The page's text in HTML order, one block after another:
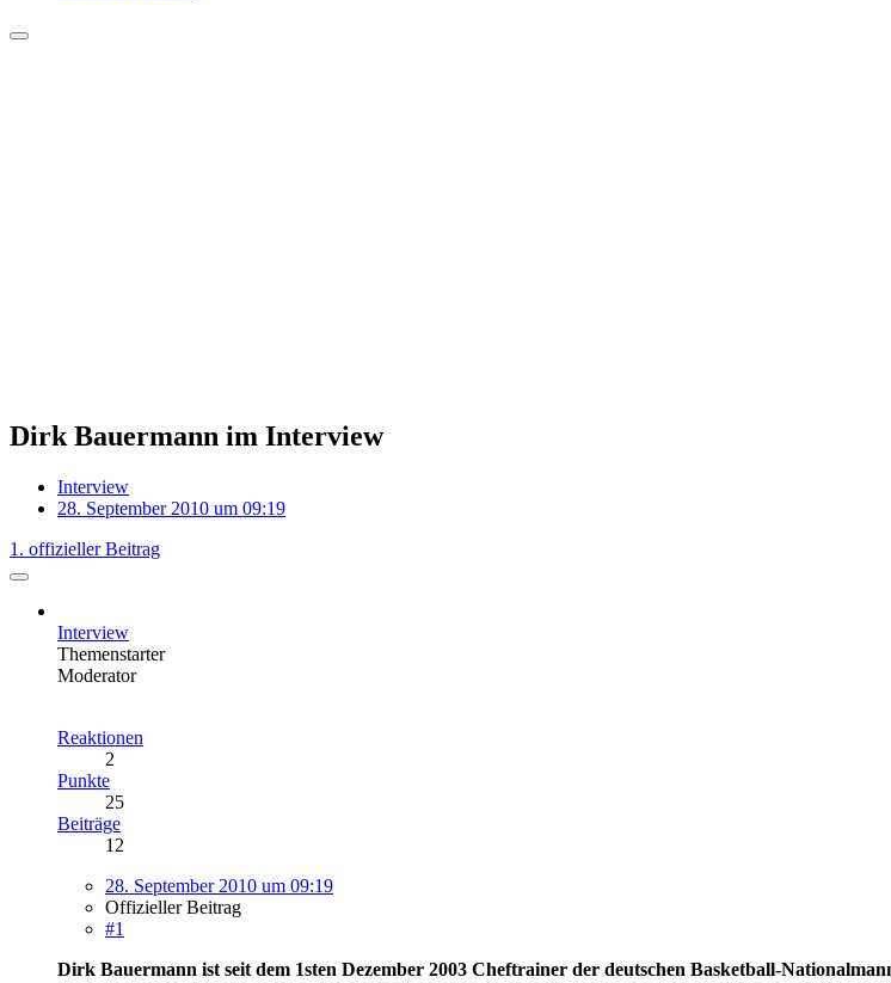
Dirk Bauermann im Interview
Interview
28. September 2010 um 09:19
1. offizieller Beitrag
Interview
Themenstarter
Moderator
Reaktionen
2
Punkte
25
Beiträge
12
28. September 2010 um 09:19
Offizieller Beitrag
#1
Dirk Bauermann ist seit dem 1sten Dezember 2003 Cheftrainer der deutschen Basketball-